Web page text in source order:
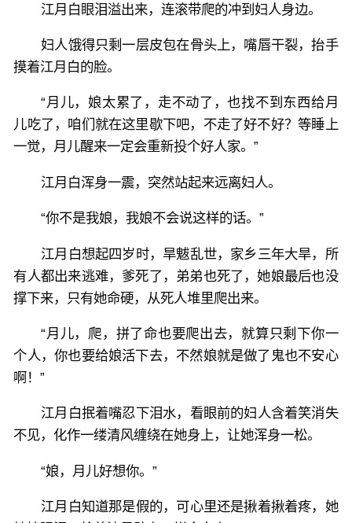
江月白眼泪溢出来，连滚带爬的冲到妇人身边。
妇人饿得只剩一层皮包在骨头上，嘴唇干裂，抬手
摸着江月白的脸。
“月儿，娘太累了，走不动了，也找不到东西给月
儿吃了，咱们就在这里歇下吧，不走了好不好？等睡上
一觉，月儿醒来一定会重新投个好人家。”
江月白浑身一震，突然站起来远离妇人。
“你不是我娘，我娘不会说这样的话。”
江月白想起四岁时，旱魃乱世，家乡三年大旱，所
有人都出来逃难，爹死了，弟弟也死了，她娘最后也没
撑下来，只有她命硬，从死人堆里爬出来。
“月儿，爬，拼了命也要爬出去，就算只剩下你一
个人，你也要给娘活下去，不然娘就是做了鬼也不安心
啊！”
江月白抿着嘴忍下泪水，看眼前的妇人含着笑消失
不见，化作一缕清风缠绕在她身上，让她浑身一松。
“娘，月儿好想你。”
江月白知道那是假的，可心里还是揪着揪着疼，她